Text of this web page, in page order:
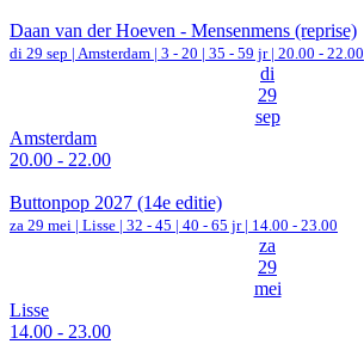
Daan van der Hoeven - Mensenmens (reprise)
di 29 sep | Amsterdam | 3 - 20 | 35 - 59 jr | 20.00 - 22.00
di
29
sep
Amsterdam
20.00 - 22.00
Buttonpop 2027 (14e editie)
za 29 mei | Lisse | 32 - 45 | 40 - 65 jr | 14.00 - 23.00
za
29
mei
Lisse
14.00 - 23.00